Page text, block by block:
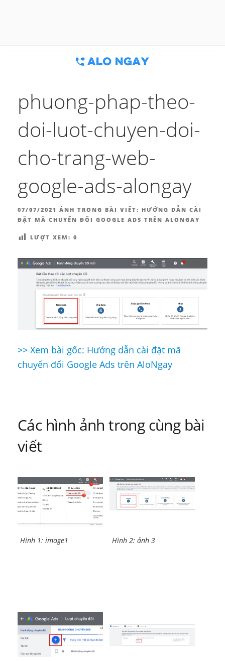
phuong-phap-theo-
doi-luot-chuyen-doi-
cho-trang-web-
google-ads-alongay
ĐĂNG
TRONG
07/07/2021 ẢNH TRONG BÀI VIẾT: HƯỚNG DẪN CÀI
ĐẶT MÃ CHUYỂN ĐỔI GOOGLE ADS TRÊN ALONGAY
LƯỢT XEM: 0
Điều
hướng
viết
>> Xem bài gốc: Hướng dẫn cài đặt mã
chuyển đổi Google Ads trên AloNgay
Các hình ảnh trong cùng bài
viết
Hình 1: image1 Hình 2: ảnh 3